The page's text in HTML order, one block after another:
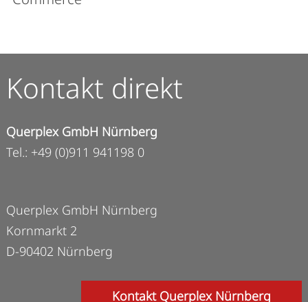
Kontakt direkt
Querplex GmbH Nürnberg
Tel.: +49 (0)911 941198 0
Querplex GmbH Nürnberg
Kornmarkt 2
D-90402 Nürnberg
Kontakt Querplex Nürnberg